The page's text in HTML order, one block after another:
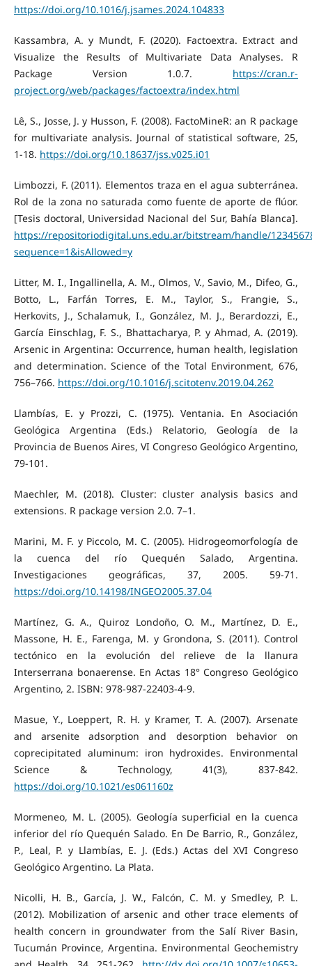
https://doi.org/10.1016/j.jsames.2024.104833
Kassambra, A. y Mundt, F. (2020). Factoextra. Extract and
Visualize the Results of Multivariate Data Analyses. R
Package Version 1.0.7. https://cran.r-
project.org/web/packages/factoextra/index.html
Lê, S., Josse, J. y Husson, F. (2008). FactoMineR: an R package
for multivariate analysis. Journal of statistical software, 25,
1-18. https://doi.org/10.18637/jss.v025.i01
Limbozzi, F. (2011). Elementos traza en el agua subterránea.
Rol de la zona no saturada como fuente de aporte de flúor.
[Tesis doctoral, Universidad Nacional del Sur, Bahía Blanca].
https://repositoriodigital.uns.edu.ar/bitstream/handle/
sequence=1&isAllowed=y
Litter, M. I., Ingallinella, A. M., Olmos, V., Savio, M., Difeo, G.,
Botto, L., Farfán Torres, E. M., Taylor, S., Frangie, S.,
Herkovits, J., Schalamuk, I., González, M. J., Berardozzi, E.,
García Einschlag, F. S., Bhattacharya, P. y Ahmad, A. (2019).
Arsenic in Argentina: Occurrence, human health, legislation
and determination. Science of the Total Environment, 676,
756–766. https://doi.org/10.1016/j.scitotenv.2019.04.262
Llambías, E. y Prozzi, C. (1975). Ventania. En Asociación
Geológica Argentina (Eds.) Relatorio, Geología de la
Provincia de Buenos Aires, VI Congreso Geológico Argentino,
79-101.
Maechler, M. (2018). Cluster: cluster analysis basics and
extensions. R package version 2.0. 7–1.
Marini, M. F. y Piccolo, M. C. (2005). Hidrogeomorfología de
la cuenca del río Quequén Salado, Argentina.
Investigaciones geográficas, 37, 2005. 59-71.
https://doi.org/10.14198/INGEO2005.37.04
Martínez, G. A., Quiroz Londoño, O. M., Martínez, D. E.,
Massone, H. E., Farenga, M. y Grondona, S. (2011). Control
tectónico en la evolución del relieve de la llanura
Interserrana bonaerense. En Actas 18° Congreso Geológico
Argentino, 2. ISBN: 978-987-22403-4-9.
Masue, Y., Loeppert, R. H. y Kramer, T. A. (2007). Arsenate
and arsenite adsorption and desorption behavior on
coprecipitated aluminum: iron hydroxides. Environmental
Science & Technology, 41(3), 837-842.
https://doi.org/10.1021/es061160z
Mormeneo, M. L. (2005). Geología superficial en la cuenca
inferior del río Quequén Salado. En De Barrio, R., González,
P., Leal, P. y Llambías, E. J. (Eds.) Actas del XVI Congreso
Geológico Argentino. La Plata.
Nicolli, H. B., García, J. W., Falcón, C. M. y Smedley, P. L.
(2012). Mobilization of arsenic and other trace elements of
health concern in groundwater from the Salí River Basin,
Tucumán Province, Argentina. Environmental Geochemistry